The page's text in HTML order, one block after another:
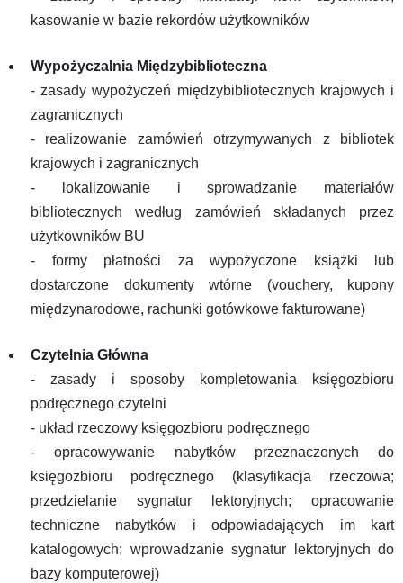
kasowanie w bazie rekordów użytkowników
Wypożyczalnia Międzybiblioteczna
- zasady wypożyczeń międzybibliotecznych krajowych i
zagranicznych
- realizowanie zamówień otrzymywanych z bibliotek
krajowych i zagranicznych
- lokalizowanie i sprowadzanie materiałów
bibliotecznych według zamówień składanych przez
użytkowników BU
- formy płatności za wypożyczone książki lub
dostarczone dokumenty wtórne (vouchery, kupony
międzynarodowe, rachunki gotówkowe fakturowane)
Czytelnia Główna
- zasady i sposoby kompletowania księgozbioru
podręcznego czytelni
- układ rzeczowy księgozbioru podręcznego
- opracowywanie nabytków przeznaczonych do
księgozbioru podręcznego (klasyfikacja rzeczowa;
przedzielanie sygnatur lektoryjnych; opracowanie
techniczne nabytków i odpowiadających im kart
katalogowych; wprowadzanie sygnatur lektoryjnych do
bazy komputerowej)